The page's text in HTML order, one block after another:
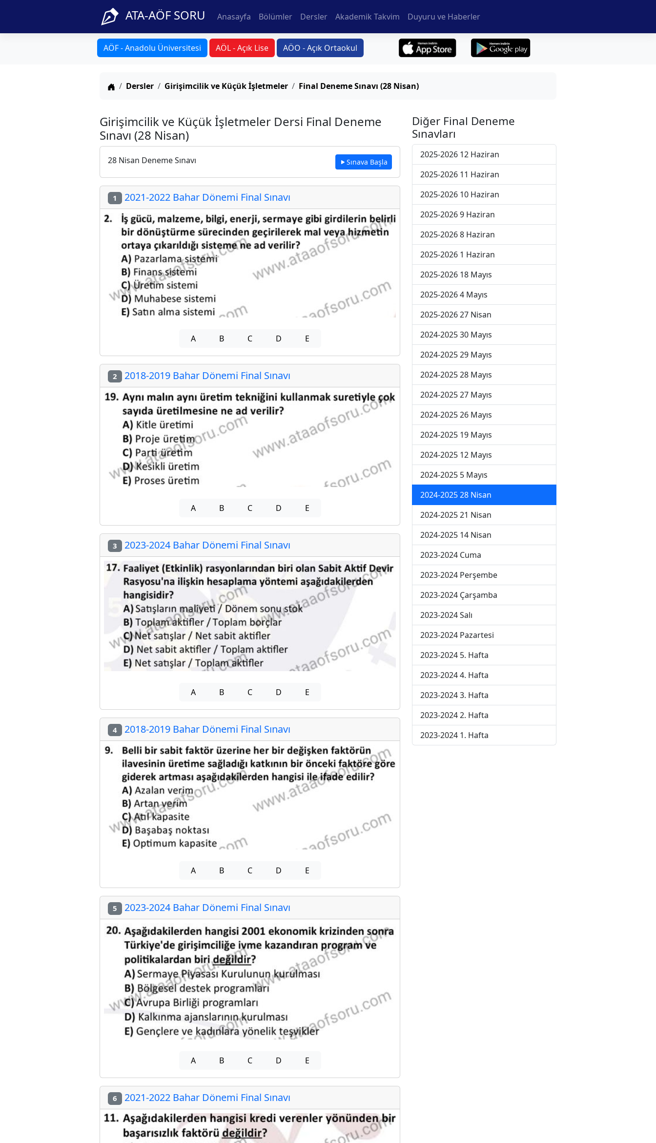
ATA-AÖF SORU Anasayfa Bölümler Dersler Akademik Takvim Duyuru ve Haberler
AÖF - Anadolu Üniversitesi AÖL - Açık Lise AÖO - Açık Ortaokul
Anasayfa
Dersler Girişimcilik ve Küçük İşletmeler Final Deneme Sınavı (28 Nisan)
Girişimcilik ve Küçük İşletmeler Dersi Final Deneme
Sınavı (28 Nisan)
28 Nisan Deneme Sınavı Sınava Başla
1 2021-2022 Bahar Dönemi Final Sınavı
A B C D E
2 2018-2019 Bahar Dönemi Final Sınavı
A B C D E
3 2023-2024 Bahar Dönemi Final Sınavı
A B C D E
4 2018-2019 Bahar Dönemi Final Sınavı
A B C D E
5 2023-2024 Bahar Dönemi Final Sınavı
A B C D E
6 2021-2022 Bahar Dönemi Final Sınavı
Diğer Final Deneme
Sınavları
2025-2026 12 Haziran
2025-2026 11 Haziran
2025-2026 10 Haziran
2025-2026 9 Haziran
2025-2026 8 Haziran
2025-2026 1 Haziran
2025-2026 18 Mayıs
2025-2026 4 Mayıs
2025-2026 27 Nisan
2024-2025 30 Mayıs
2024-2025 29 Mayıs
2024-2025 28 Mayıs
2024-2025 27 Mayıs
2024-2025 26 Mayıs
2024-2025 19 Mayıs
2024-2025 12 Mayıs
2024-2025 5 Mayıs
2024-2025 28 Nisan
2024-2025 21 Nisan
2024-2025 14 Nisan
2023-2024 Cuma
2023-2024 Perşembe
2023-2024 Çarşamba
2023-2024 Salı
2023-2024 Pazartesi
2023-2024 5. Hafta
2023-2024 4. Hafta
2023-2024 3. Hafta
2023-2024 2. Hafta
2023-2024 1. Hafta